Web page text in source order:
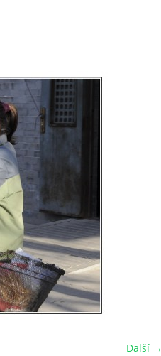
Další →